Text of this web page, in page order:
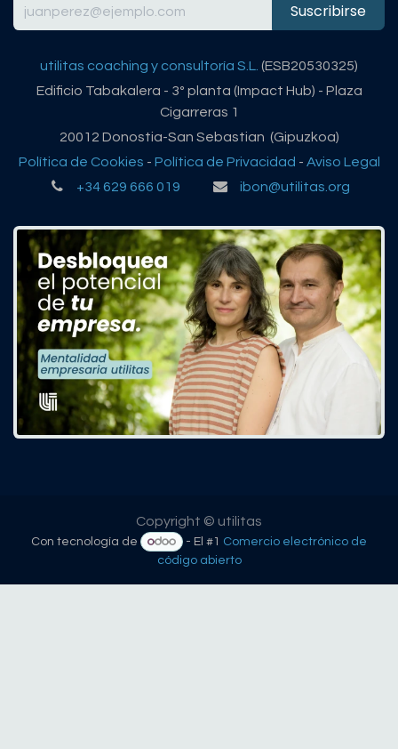
Suscribirse
utilitas coaching y consultoría S.L. (ESB20530325)
Edificio Tabakalera - 3º planta (Impact Hub) - Plaza
Cigarreras 1
20012 Donostia-San Sebastian (Gipuzkoa)
Política de Cookies - Política de Privacidad - Aviso Legal
+34 629 666 019
ibon@utilitas.org
Copyright © utilitas
Con tecnología de - El #1 Comercio electrónico de
código abierto